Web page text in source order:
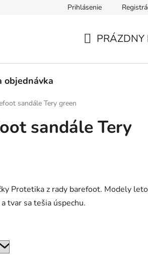
Pravidlá ochrany
Prihlásenie
PRÁZDNY
objednávka
sandále Tery green
sandále Tery
Protetika z rady barefoot. Modely leto
tvar sa tešia úspechu.